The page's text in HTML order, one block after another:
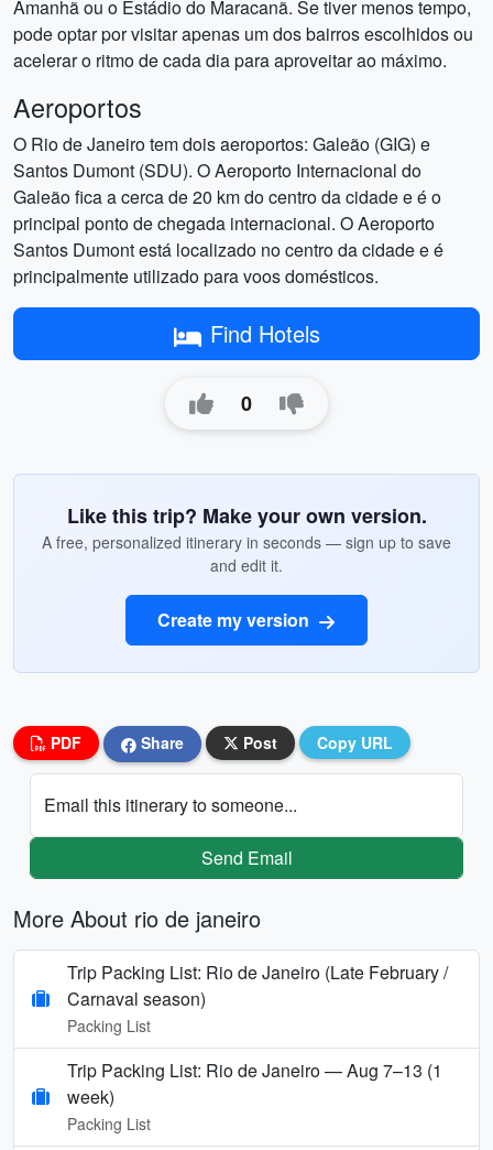
Amanhã ou o Estádio do Maracanã. Se tiver menos tempo,
pode optar por visitar apenas um dos bairros escolhidos ou
acelerar o ritmo de cada dia para aproveitar ao máximo.
Aeroportos
O Rio de Janeiro tem dois aeroportos: Galeão (GIG) e
Santos Dumont (SDU). O Aeroporto Internacional do
Galeão fica a cerca de 20 km do centro da cidade e é o
principal ponto de chegada internacional. O Aeroporto
Santos Dumont está localizado no centro da cidade e é
principalmente utilizado para voos domésticos.
Find Hotels
0
Like this trip? Make your own version.
A free, personalized itinerary in seconds — sign up to save
and edit it.
Create my version
PDF Share Post Copy URL
Email this itinerary to someone...
Send Email
More About rio de janeiro
Trip Packing List: Rio de Janeiro (Late February /
Carnaval season)
Packing List
Trip Packing List: Rio de Janeiro — Aug 7–13 (1
week)
Packing List